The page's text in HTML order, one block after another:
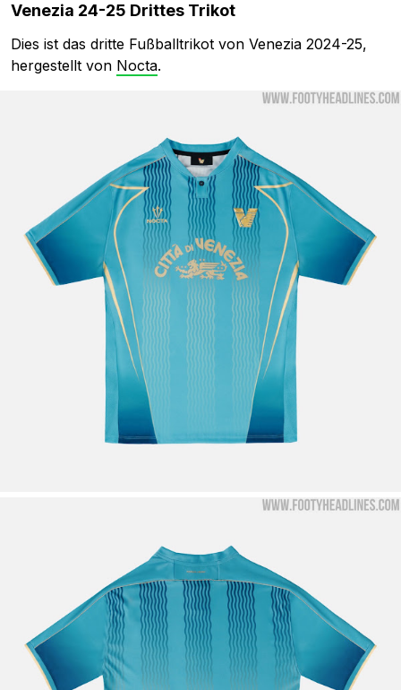
Venezia 24-25 Drittes Trikot
Dies ist das dritte Fußballtrikot von Venezia 2024-25,
hergestellt von Nocta.